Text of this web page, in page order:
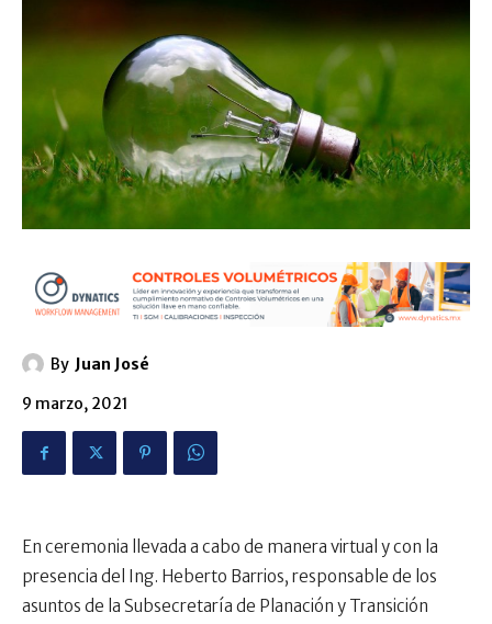
By Juan José
9 marzo, 2021
En ceremonia llevada a cabo de manera virtual y con la
presencia del Ing. Heberto Barrios, responsable de los
asuntos de la Subsecretaría de Planación y Transición